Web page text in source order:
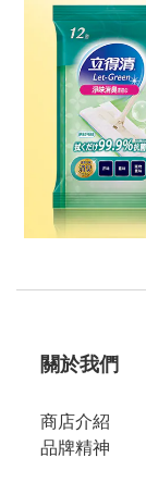
關於我們
商店介紹
品牌精神